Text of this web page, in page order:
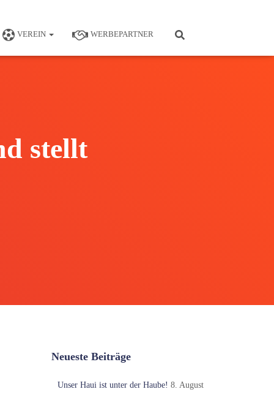
VEREIN WERBEPARTNER
stellt
Neueste Beiträge
Unser Haui ist unter der Haube! 8. August